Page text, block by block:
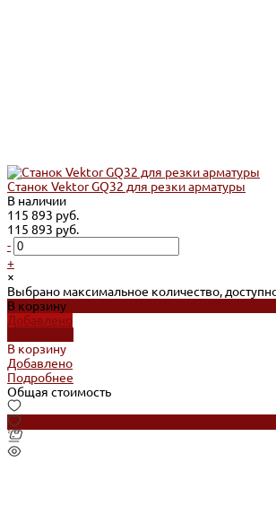
Станок Vektor GQ32 для резки арматуры
В наличии
115 893 руб.
115 893 руб.
-
+
×
Выбрано максимальное количество,
В корзину
Добавлено
В корзину
Добавлено
Подробнее
Общая стоимость